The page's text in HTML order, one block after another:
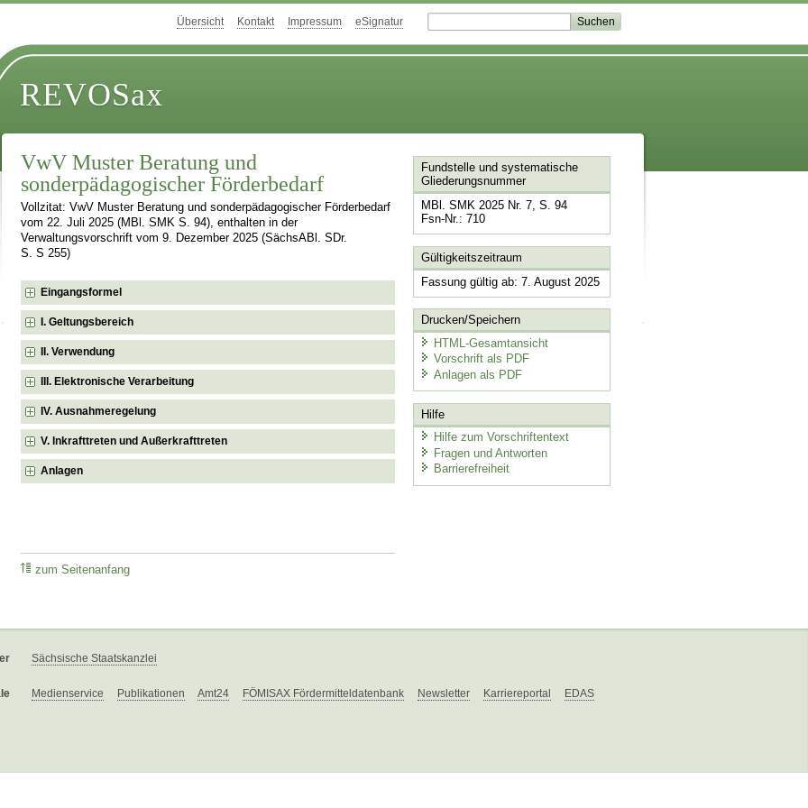
Übersicht Kontakt Impressum eSignatur
REVOSax
VwV Muster Beratung und
sonderpädagogischer Förderbedarf
Vollzitat: VwV Muster Beratung und sonderpädagogischer Förderbedarf
vom 22. Juli 2025 (MBl. SMK S. 94), enthalten in der
Verwaltungsvorschrift vom 9. Dezember 2025 (SächsABl. SDr.
S. S 255)
Eingangsformel
I. Geltungsbereich
II. Verwendung
III. Elektronische Verarbeitung
IV. Ausnahmeregelung
V. Inkrafttreten und Außerkrafttreten
Anlagen
zum Seitenanfang
Fundstelle und systematische
Gliederungsnummer
MBl. SMK 2025 Nr. 7, S. 94
Fsn-Nr.: 710
Gültigkeitszeitraum
Fassung gültig ab: 7. August 2025
Drucken/Speichern
HTML-Gesamtansicht
Vorschrift als PDF
Anlagen als PDF
Hilfe
Hilfe zum Vorschriftentext
Fragen und Antworten
Barrierefreiheit
Sächsische Staatskanzlei
Medienservice Publikationen Amt24 FÖMISAX Fördermitteldatenbank Newsletter Karriereportal EDAS